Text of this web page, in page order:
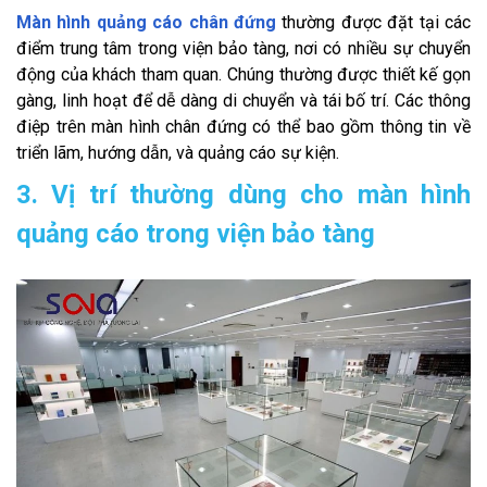
Màn hình quảng cáo chân đứng thường được đặt tại các
điểm trung tâm trong viện bảo tàng, nơi có nhiều sự chuyển
động của khách tham quan. Chúng thường được thiết kế gọn
gàng, linh hoạt để dễ dàng di chuyển và tái bố trí. Các thông
điệp trên màn hình chân đứng có thể bao gồm thông tin về
triển lãm, hướng dẫn, và quảng cáo sự kiện.
3. Vị trí thường dùng cho màn hình
quảng cáo trong viện bảo tàng